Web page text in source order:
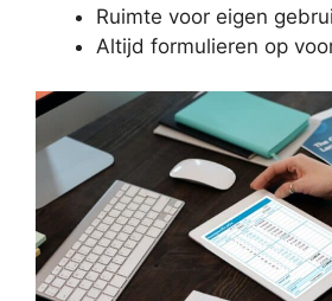
Ruimte voor eigen
Altijd formulieren op